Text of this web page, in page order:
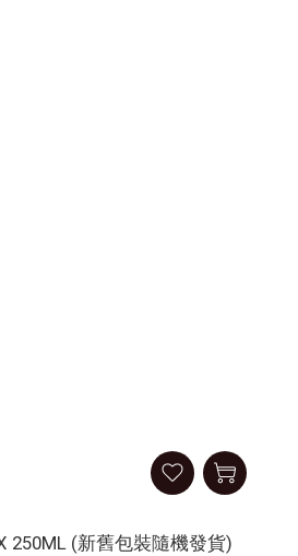
250ML (新舊包裝隨機發貨)